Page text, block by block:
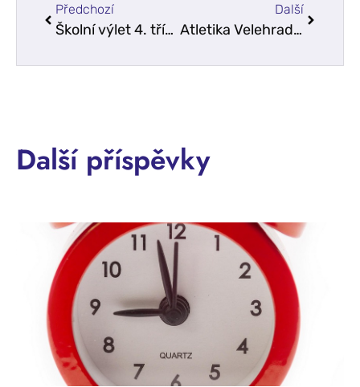
Předchozí
Školní výlet 4. tříd do Brna
Další
Atletika Velehrad 2026 – 1. stupeň
Další příspěvky